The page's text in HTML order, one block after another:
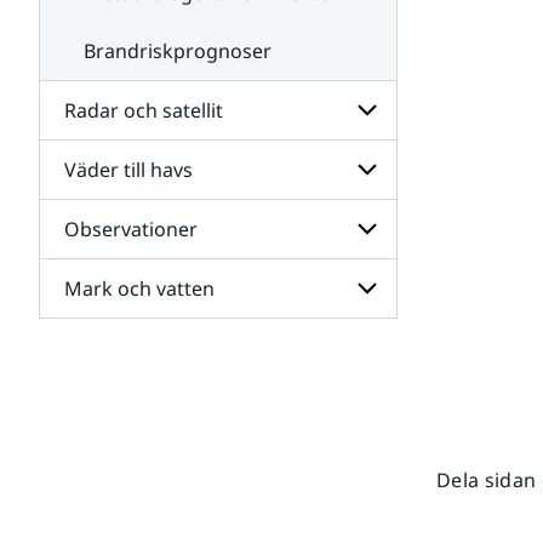
Brandriskprognoser
Radar och satellit
Undersidor
för
Radar
och
satellit
Väder till havs
Undersidor
för
Väder
till
havs
Observationer
Undersidor
för
Mark och vatten
Dela sidan